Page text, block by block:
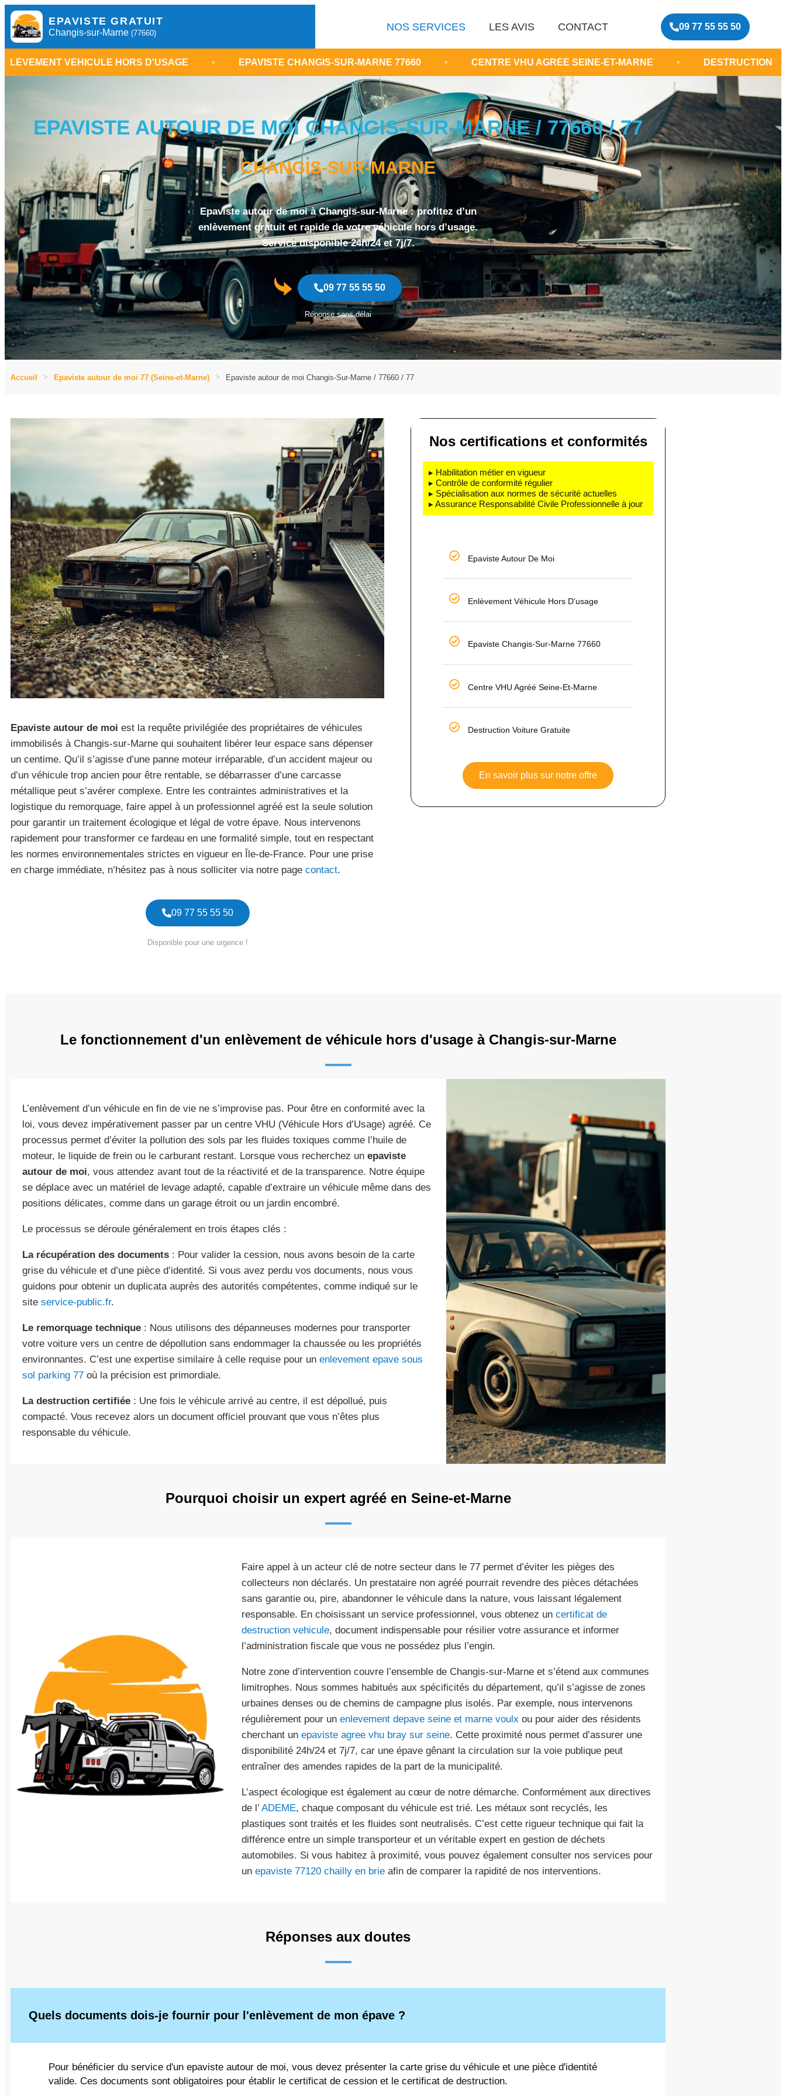
EPAVISTE GRATUIT
Changis-sur-Marne (77660)
NOS SERVICES LES AVIS CONTACT 09 77 55 55 50
HORS D'USAGE • EPAVISTE CHANGIS-SUR-MARNE 77660 • CENTRE VHU AGRÉÉ SEINE-ET-MARNE • DESTRUCTION VOITURE
EPAVISTE AUTOUR DE MOI CHANGIS-SUR-MARNE / 77660 / 77
CHANGIS-SUR-MARNE
Epaviste autour de moi à Changis-sur-Marne : profitez d’un
enlèvement gratuit et rapide de votre véhicule hors d’usage.
Service disponible 24h/24 et 7j/7.
09 77 55 55 50
Réponse sans délai
Accueil Epaviste autour de moi 77 (Seine-et-Marne) Epaviste autour de moi Changis-Sur-Marne / 77660 / 77
Epaviste autour de moi est la requête privilégiée des propriétaires de véhicules
immobilisés à Changis-sur-Marne qui souhaitent libérer leur espace sans dépenser
un centime. Qu’il s’agisse d’une panne moteur irréparable, d’un accident majeur ou
d’un véhicule trop ancien pour être rentable, se débarrasser d’une carcasse
métallique peut s’avérer complexe. Entre les contraintes administratives et la
logistique du remorquage, faire appel à un professionnel agréé est la seule solution
pour garantir un traitement écologique et légal de votre épave. Nous intervenons
rapidement pour transformer ce fardeau en une formalité simple, tout en respectant
les normes environnementales strictes en vigueur en Île-de-France. Pour une prise
en charge immédiate, n’hésitez pas à nous solliciter via notre page contact.
09 77 55 55 50
Disponible pour une urgence !
Nos certifications et conformités
▸ Habilitation métier en vigueur
▸ Contrôle de conformité régulier
▸ Spécialisation aux normes de sécurité actuelles
▸ Assurance Responsabilité Civile Professionnelle à jour
Epaviste Autour De Moi
Enlèvement Véhicule Hors D'usage
Epaviste Changis-Sur-Marne 77660
Centre VHU Agréé Seine-Et-Marne
Destruction Voiture Gratuite
En savoir plus sur notre offre
Le fonctionnement d'un enlèvement de véhicule hors d'usage à Changis-sur-Marne
L’enlèvement d’un véhicule en fin de vie ne s’improvise pas. Pour être en conformité avec la
loi, vous devez impérativement passer par un centre VHU (Véhicule Hors d’Usage) agréé. Ce
processus permet d’éviter la pollution des sols par les fluides toxiques comme l’huile de
moteur, le liquide de frein ou le carburant restant. Lorsque vous recherchez un epaviste
autour de moi, vous attendez avant tout de la réactivité et de la transparence. Notre équipe
se déplace avec un matériel de levage adapté, capable d’extraire un véhicule même dans des
positions délicates, comme dans un garage étroit ou un jardin encombré.
Le processus se déroule généralement en trois étapes clés :
La récupération des documents : Pour valider la cession, nous avons besoin de la carte
grise du véhicule et d’une pièce d’identité. Si vous avez perdu vos documents, nous vous
guidons pour obtenir un duplicata auprès des autorités compétentes, comme indiqué sur le
site service-public.fr.
Le remorquage technique : Nous utilisons des dépanneuses modernes pour transporter
votre voiture vers un centre de dépollution sans endommager la chaussée ou les propriétés
environnantes. C’est une expertise similaire à celle requise pour un enlevement epave sous
sol parking 77 où la précision est primordiale.
La destruction certifiée : Une fois le véhicule arrivé au centre, il est dépollué, puis
compacté. Vous recevez alors un document officiel prouvant que vous n’êtes plus
responsable du véhicule.
Pourquoi choisir un expert agréé en Seine-et-Marne
Faire appel à un acteur clé de notre secteur dans le 77 permet d’éviter les pièges des
collecteurs non déclarés. Un prestataire non agréé pourrait revendre des pièces détachées
sans garantie ou, pire, abandonner le véhicule dans la nature, vous laissant légalement
responsable. En choisissant un service professionnel, vous obtenez un certificat de
destruction vehicule, document indispensable pour résilier votre assurance et informer
l’administration fiscale que vous ne possédez plus l’engin.
Notre zone d’intervention couvre l’ensemble de Changis-sur-Marne et s’étend aux communes
limitrophes. Nous sommes habitués aux spécificités du département, qu’il s’agisse de zones
urbaines denses ou de chemins de campagne plus isolés. Par exemple, nous intervenons
régulièrement pour un enlevement depave seine et marne voulx ou pour aider des résidents
cherchant un epaviste agree vhu bray sur seine. Cette proximité nous permet d’assurer une
disponibilité 24h/24 et 7j/7, car une épave gênant la circulation sur la voie publique peut
entraîner des amendes rapides de la part de la municipalité.
L’aspect écologique est également au cœur de notre démarche. Conformément aux directives
de l’ ADEME, chaque composant du véhicule est trié. Les métaux sont recyclés, les
plastiques sont traités et les fluides sont neutralisés. C’est cette rigueur technique qui fait la
différence entre un simple transporteur et un véritable expert en gestion de déchets
automobiles. Si vous habitez à proximité, vous pouvez également consulter nos services pour
un epaviste 77120 chailly en brieafin de comparer la rapidité de nos interventions.
Réponses aux doutes
Quels documents dois-je fournir pour l'enlèvement de mon épave ?
Pour bénéficier du service d'un epaviste autour de moi, vous devez présenter la carte grise du véhicule et une pièce d'identité
valide. Ces documents sont obligatoires pour établir le certificat de cession et le certificat de destruction.